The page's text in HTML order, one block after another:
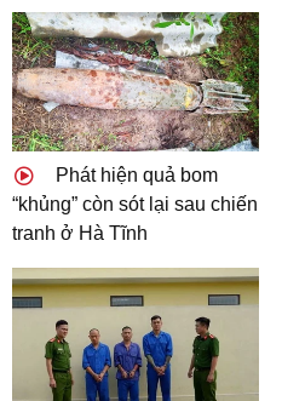
Phát hiện quả bom
“khủng” còn sót lại sau chiến
tranh ở Hà Tĩnh